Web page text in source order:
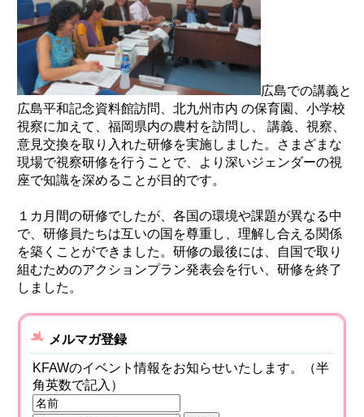
広島での講義と
広島平和記念資料館訪問、北九州市内 の保育園、小学校
視察に加えて、福岡県内の農村を訪問し、 講義、視察、
意見交換を取り入れた研修を実施しました。さまざまな
現場で視察研修を行うことで、より深いジェンダーの視
座で知識を深めることが目的です。
１カ月間の研修でしたが、各国の環境や課題が異なる中
で、研修員たちは互いの国を尊重し、理解し合える関係
を築くことができました。研修の最後には、自国で取り
組むためのアクションプラン発表会を行い、研修を終了
しました。
メルマガ登録
KFAWのイベント情報をお知らせいたします。（半
角英数で記入）